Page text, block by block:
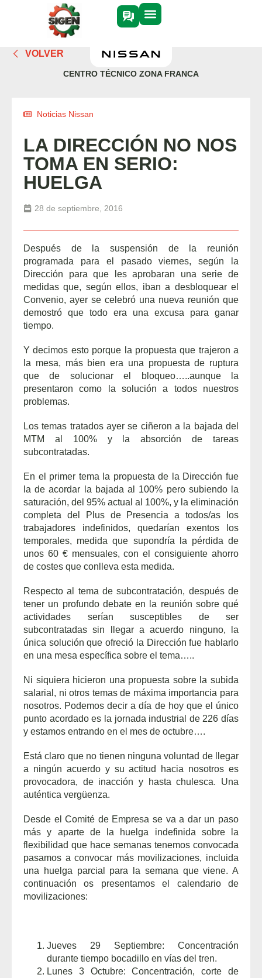
VOLVER
CENTRO TÉCNICO ZONA FRANCA
Noticias Nissan
LA DIRECCIÓN NO NOS
TOMA EN SERIO:
HUELGA
28 de septiembre, 2016
Después de la suspensión de la reunión
programada para el pasado viernes, según la
Dirección para que les aprobaran una serie de
medidas que, según ellos, iban a desbloquear el
Convenio, ayer se celebró una nueva reunión que
demostró que todo era una excusa para ganar
tiempo.
Y decimos esto porque la propuesta que trajeron a
la mesa, más bien era una propuesta de ruptura
que de solucionar el bloqueo…..aunque la
presentaron como la solución a todos nuestros
problemas.
Los temas tratados ayer se ciñeron a la bajada del
MTM al 100% y la absorción de tareas
subcontratadas.
En el primer tema la propuesta de la Dirección fue
la de acordar la bajada al 100% pero subiendo la
saturación, del 95% actual al 100%, y la eliminación
completa del Plus de Presencia a todos/as los
trabajadores indefinidos, quedarían exentos los
temporales, medida que supondría la pérdida de
unos 60 € mensuales, con el consiguiente ahorro
de costes que conlleva esta medida.
Respecto al tema de subcontratación, después de
tener un profundo debate en la reunión sobre qué
actividades serían susceptibles de ser
subcontratadas sin llegar a acuerdo ninguno, la
única solución que ofreció la Dirección fue hablarlo
en una mesa específica sobre el tema…..
Ni siquiera hicieron una propuesta sobre la subida
salarial, ni otros temas de máxima importancia para
nosotros. Podemos decir a día de hoy que el único
punto acordado es la jornada industrial de 226 días
y estamos entrando en el mes de octubre….
Está claro que no tienen ninguna voluntad de llegar
a ningún acuerdo y su actitud hacia nosotros es
provocadora, de inacción y hasta chulesca. Una
auténtica vergüenza.
Desde el Comité de Empresa se va a dar un paso
más y aparte de la huelga indefinida sobre la
flexibilidad que hace semanas tenemos convocada
pasamos a convocar más movilizaciones, incluida
una huelga parcial para la semana que viene. A
continuación os presentamos el calendario de
movilizaciones:
Jueves 29 Septiembre: Concentración
durante tiempo bocadillo en vías del tren.
Lunes 3 Octubre: Concentración, corte de